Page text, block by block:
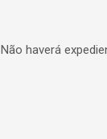
Não haverá